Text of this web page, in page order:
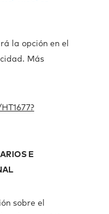
la opción en el
Más
E
sobre el